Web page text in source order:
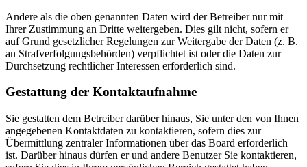
Andere als die oben genannten Daten wird der Betreiber nur mit
Ihrer Zustimmung an Dritte weitergeben. Dies gilt nicht, sofern er
auf Grund gesetzlicher Regelungen zur Weitergabe der Daten (z. B.
an Strafverfolgungsbehörden) verpflichtet ist oder die Daten zur
Durchsetzung rechtlicher Interessen erforderlich sind.
Gestattung der Kontaktaufnahme
Sie gestatten dem Betreiber darüber hinaus, Sie unter den von Ihnen
angegebenen Kontaktdaten zu kontaktieren, sofern dies zur
Übermittlung zentraler Informationen über das Board erforderlich
ist. Darüber hinaus dürfen er und andere Benutzer Sie kontaktieren,